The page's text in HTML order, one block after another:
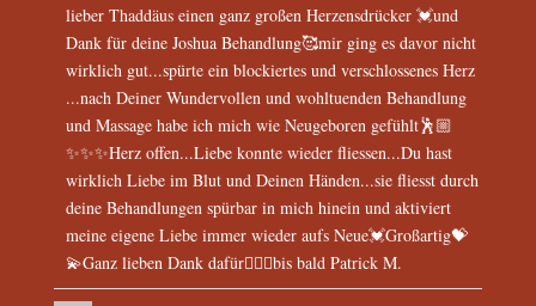
lieber Thaddäus einen ganz großen Herzensdrücker 💓und
Dank für deine Joshua Behandlung🥰mir ging es davor nicht
wirklich gut...spürte ein blockiertes und verschlossenes Herz
...nach Deiner Wundervollen und wohltuenden Behandlung
und Massage habe ich mich wie Neugeboren gefühlt🕺🏼
✨✨✨Herz offen...Liebe konnte wieder fliessen...Du hast
wirklich Liebe im Blut und Deinen Händen...sie fliesst durch
deine Behandlungen spürbar in mich hinein und aktiviert
meine eigene Liebe immer wieder aufs Neue💓Großartig💝
💫Ganz lieben Dank dafür👍🏻💫bis bald Patrick M.